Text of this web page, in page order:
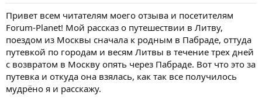
Привет всем читателям моего отзыва и посетителям
Forum-Planet! Мой рассказ о путешествии в Литву,
поездом из Москвы сначала к родным в Пабраде, оттуда
путевкой по городам и весям Литвы в течение трех дней
с возвратом в Москву опять через Пабраде. Вот что это за
путевка и откуда она взялась, как так все получилось
мудрёно я и расскажу.